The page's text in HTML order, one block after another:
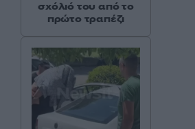
σχόλιό του από το
πρώτο τραπέζι